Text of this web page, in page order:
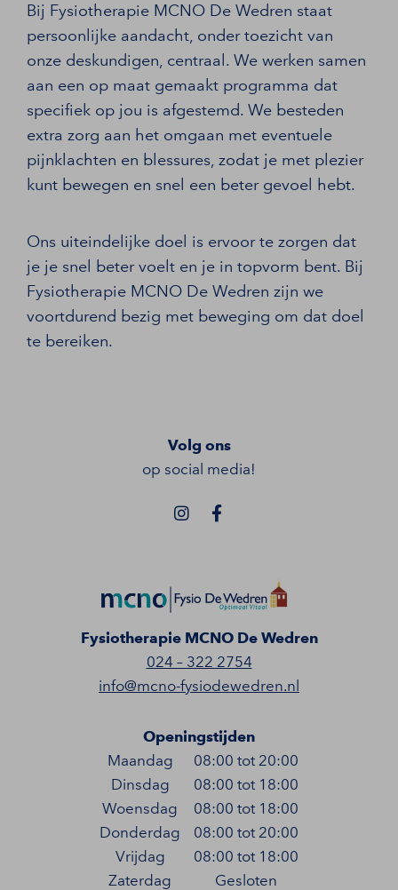
Bij Fysiotherapie MCNO De Wedren staat
persoonlijke aandacht, onder toezicht van
onze deskundigen, centraal. We werken samen
aan een op maat gemaakt programma dat
specifiek op jou is afgestemd. We besteden
extra zorg aan het omgaan met eventuele
pijnklachten en blessures, zodat je met plezier
kunt bewegen en snel een beter gevoel hebt.
Ons uiteindelijke doel is ervoor te zorgen dat
je je snel beter voelt en je in topvorm bent. Bij
Fysiotherapie MCNO De Wedren zijn we
voortdurend bezig met beweging om dat doel
te bereiken.
Volg ons
op social media!
Fysiotherapie MCNO De Wedren
024 – 322 2754
info@mcno-fysiodewedren.nl
Openingstijden
Maandag
Dinsdag
Woensdag
Donderdag
Vrijdag
Zaterdag
08:00 tot 20:00
08:00 tot 18:00
08:00 tot 18:00
08:00 tot 20:00
08:00 tot 18:00
Gesloten